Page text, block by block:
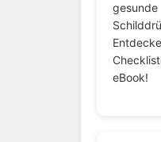
gesunde
eBook!